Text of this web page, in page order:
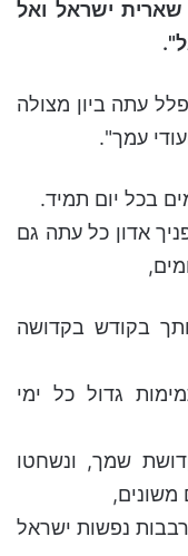
ישראל ואל
עתה ביון מצולה
עמך".
בכל יום תמיד.
אדון כל עתה גם
בקודש בקדושה
גדול כל ימי
שמך, ונשחטו
משונים,
נפשות ישראל